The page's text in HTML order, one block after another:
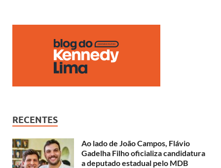
o A
p
p
Li
n
k
dI
n
RECENTES
Ao lado de João Campos, Flávio
Gadelha Filho oficializa candidatura
a deputado estadual pelo MDB